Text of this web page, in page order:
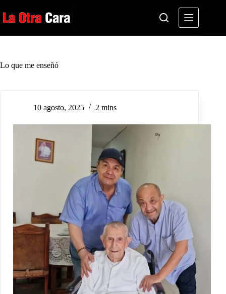
al
contenido
Lo que me enseñó
10 agosto, 2025 2 mins